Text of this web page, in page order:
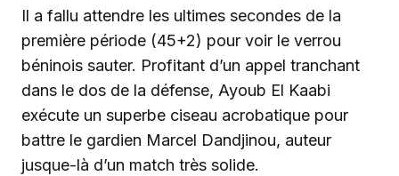
Il a fallu attendre les ultimes secondes de la
première période (45+2) pour voir le verrou
béninois sauter. Profitant d’un appel tranchant
dans le dos de la défense, Ayoub El Kaabi
exécute un superbe ciseau acrobatique pour
battre le gardien Marcel Dandjinou, auteur
jusque-là d’un match très solide.